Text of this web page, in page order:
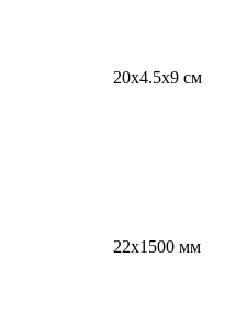
20х4.5x9 см
22x1500 мм